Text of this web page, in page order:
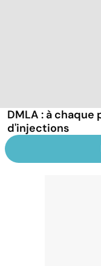
DMLA : à
d'injections